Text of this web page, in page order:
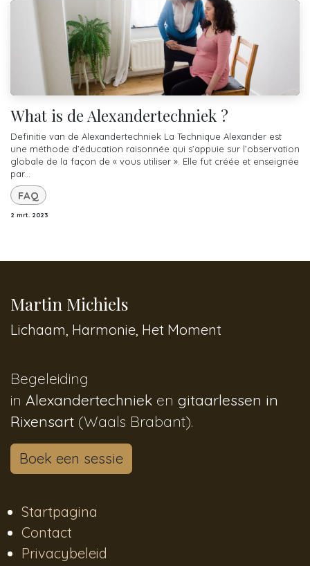
What is de Alexandertechniek ?
Definitie van de Alexandertechniek La Technique Alexander est
une méthode d’éducation raisonnée qui s’appuie sur l’observation
globale de la façon de « vous utiliser ». Elle fut créée et enseignée
par...
FAQ
2 mrt. 2023
Martin Michiels
Lichaam, Harmonie, Het Moment
Begeleiding
in Alexandertechniek en gitaarlessen in
Rixensart (Waals Brabant).
Boek een sessie
Startpagina
Contact
Privacybeleid